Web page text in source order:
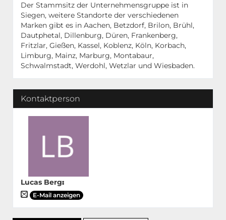
Der Stammsitz der Unternehmensgruppe ist in
Siegen, weitere Standorte der verschiedenen
Marken gibt es in Aachen, Betzdorf, Brilon, Brühl,
Dautphetal, Dillenburg, Düren, Frankenberg,
Fritzlar, Gießen, Kassel, Koblenz, Köln, Korbach,
Limburg, Mainz, Marburg, Montabaur,
Schwalmstadt, Werdohl, Wetzlar und Wiesbaden.
Kontaktperson
Lucas Berg:
E-Mail anzeigen